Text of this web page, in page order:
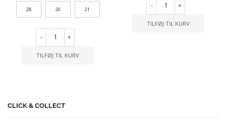
28 20 21
- +
TILFØJ TIL KURV
- +
TILFØJ TIL KURV
CLICK & COLLECT